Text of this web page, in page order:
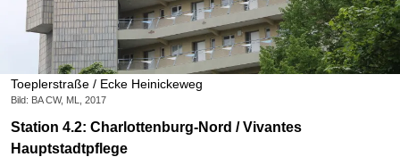
Toeplerstraße / Ecke Heinickeweg
Bild: BA CW, ML, 2017
Station 4.2: Charlottenburg-Nord / Vivantes
Hauptstadtpflege